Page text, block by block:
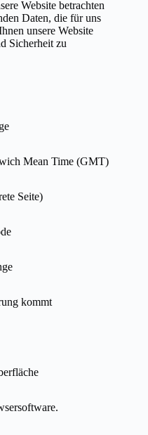
Website betrachten
Daten, die für uns
unsere Website
Sicherheit zu
Mean Time (GMT)
Seite)
kommt